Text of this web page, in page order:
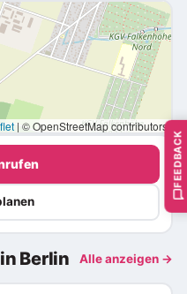
| © OpenStreetMap contributors
Berlin Alle anzeigen →
FEEDBACK